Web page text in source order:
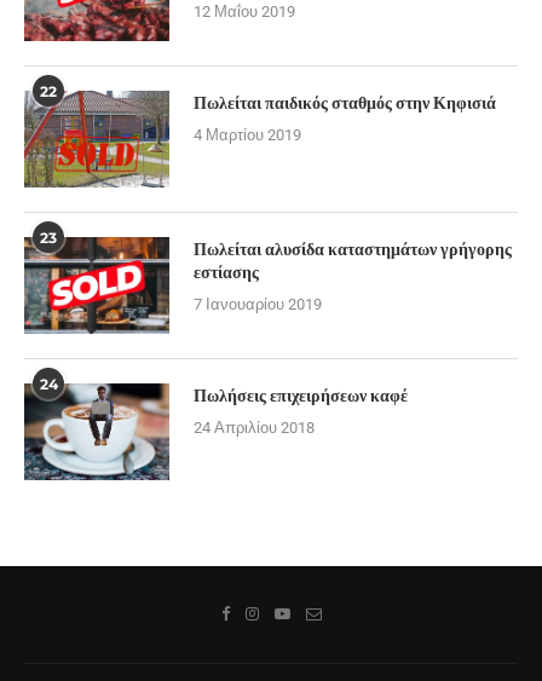
12 Μαΐου 2019
22 Πωλείται παιδικός σταθμός στην Κηφισιά
4 Μαρτίου 2019
23
Πωλείται αλυσίδα καταστημάτων γρήγορης
εστίασης
7 Ιανουαρίου 2019
24 Πωλήσεις επιχειρήσεων καφέ
24 Απριλίου 2018